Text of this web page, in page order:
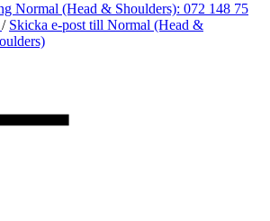
Normal (Head & Shoulders): 072 148 75
/ Skicka e-post till Normal (Head &